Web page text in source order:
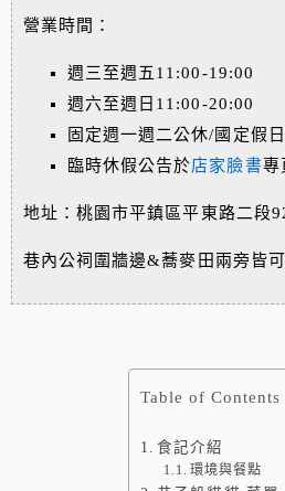
營業時間：
週三至週五11:00-19:00
週六至週日11:00-20:00
固定週一週二公休/國定假
臨時休假公告於店家臉書專
地址：桃園市平鎮區平東路二段
巷內公祠圍牆邊&蕎麥田兩旁皆
Table of Contents
食記介紹
環境與餐點